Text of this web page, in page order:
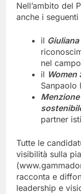
Nell’ambito del
anche i
il
nel
il Women
Sanpaolo
partner
Tutte le
visibilità sulla
racconta e
leadership e